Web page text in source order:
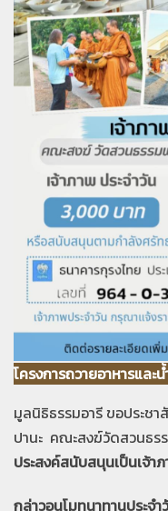
โครงการถวายอาหารและน้
มูลนิธิธรรมอารี ขอประชา
ปานะ คณะสงฆ์วัดสวนธร
ประสงค์สนับสนุนเป็นเจ้า
กล่าวอนุโมทนาทานประจ